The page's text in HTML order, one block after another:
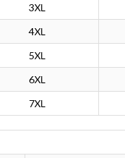
3XL
4XL
5XL
6XL
7XL